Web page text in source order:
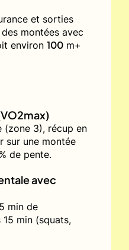
et sorties
montées avec
environ 100 m+
(zone 3), récup en
sur une montée
de pente.
avec
min de
min (squats,